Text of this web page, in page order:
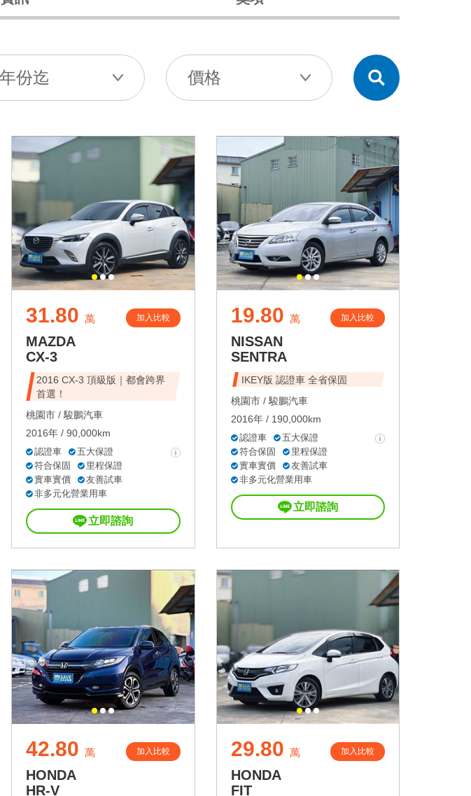
31.80 萬 加入比較
MAZDA
CX-3
2016 CX-3 頂級版｜都會跨界
首選！
桃園市 / 駿鵬汽車
2016年 / 90,000km
認證車
五大保證
符合保固
里程保證
實車實價
友善試車
非多元化營業用車
立即諮詢
19.80 萬 加入比較
NISSAN
SENTRA
IKEY版 認證車 全省保固
桃園市 / 駿鵬汽車
2016年 / 190,000km
認證車
五大保證
符合保固
里程保證
實車實價
友善試車
非多元化營業用車
立即諮詢
42.80 萬 加入比較
HONDA
HR-V
29.80 萬 加入比較
HONDA
FIT